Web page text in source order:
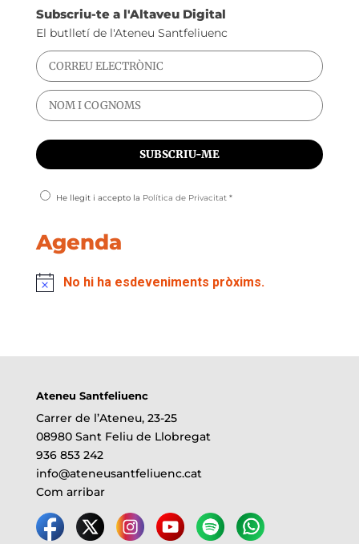
Subscriu-te a l'Altaveu Digital
El butlletí de l'Ateneu Santfeliuenc
He llegit i accepto la Política de Privacitat*
Agenda
No hi ha esdeveniments pròxims.
Ateneu Santfeliuenc
Carrer de l’Ateneu, 23-25
08980 Sant Feliu de Llobregat
936 853 242
info@ateneusantfeliuenc.cat
Com arribar